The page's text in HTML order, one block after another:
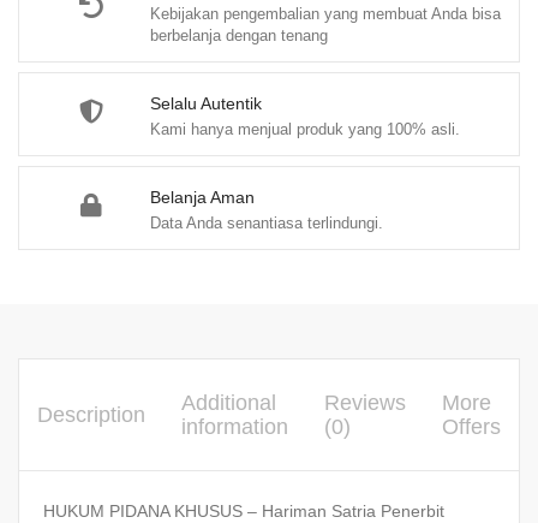
Kebijakan pengembalian yang membuat Anda bisa
berbelanja dengan tenang
Selalu Autentik
Kami hanya menjual produk yang 100% asli.
Belanja Aman
Data Anda senantiasa terlindungi.
Description
Additional
information
Reviews
(0)
More
Offers
HUKUM PIDANA KHUSUS – Hariman Satria Penerbit